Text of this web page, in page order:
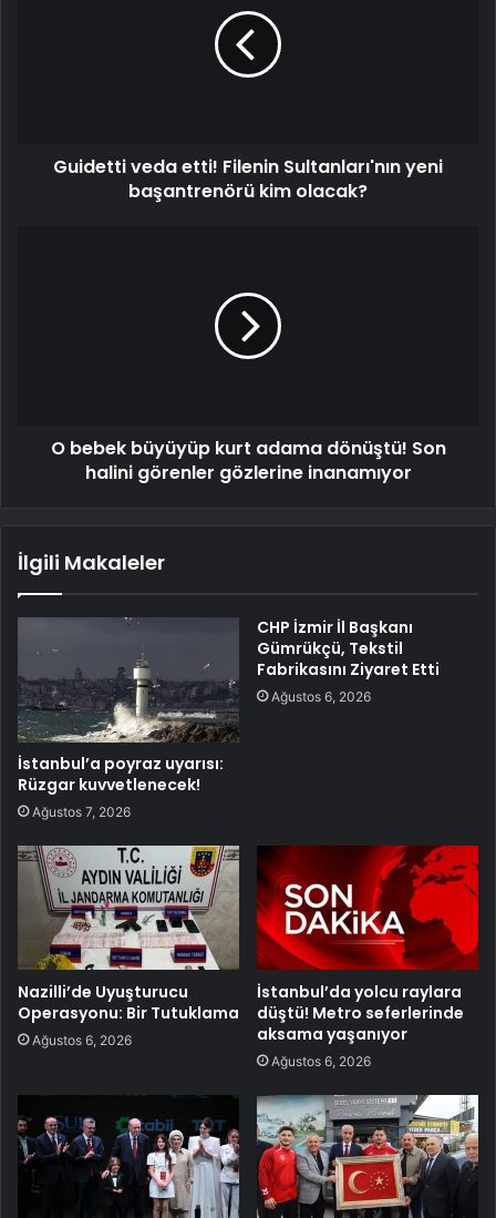
Guidetti veda etti! Filenin Sultanları'nın yeni
başantrenörü kim olacak?
O bebek büyüyüp kurt adama dönüştü! Son
halini görenler gözlerine inanamıyor
İlgili Makaleler
İstanbul’a poyraz uyarısı:
Rüzgar kuvvetlenecek!
Ağustos 7, 2026
CHP İzmir İl Başkanı
Gümrükçü, Tekstil
Fabrikasını Ziyaret Etti
Ağustos 6, 2026
Nazilli’de Uyuşturucu
Operasyonu: Bir Tutuklama
Ağustos 6, 2026
İstanbul’da yolcu raylara
düştü! Metro seferlerinde
aksama yaşanıyor
Ağustos 6, 2026